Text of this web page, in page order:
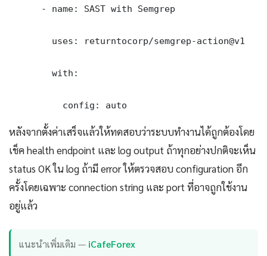
      - name: SAST with Semgrep
        uses: returntocorp/semgrep-action@v1
        with:
          config: auto
หลังจากตั้งค่าเสร็จแล้วให้ทดสอบว่าระบบทำงานได้ถูกต้องโดย
เช็ค health endpoint และ log output ถ้าทุกอย่างปกติจะเห็น
status OK ใน log ถ้ามี error ให้ตรวจสอบ configuration อีก
ครั้งโดยเฉพาะ connection string และ port ที่อาจถูกใช้งาน
อยู่แล้ว
แนะนำเพิ่มเติม — iCafeForex